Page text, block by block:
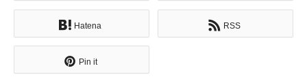
Hatena RSS
Pin it